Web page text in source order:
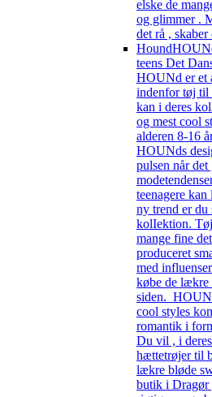
elske de
og glimmer .
det rå ,
Hound
teens Det
HOUNd er et
indenfor tøj til
kan i deres
og mest cool
alderen 8-16
HOUNds
pulsen når
teenagere kan
ny trend er du
kolIektion.
mange fine
produceret
med
købe de lækre
siden.
cool styles
romantik i
Du vil , i
hættetrøjer til
lækre bløde
butik i Dragør